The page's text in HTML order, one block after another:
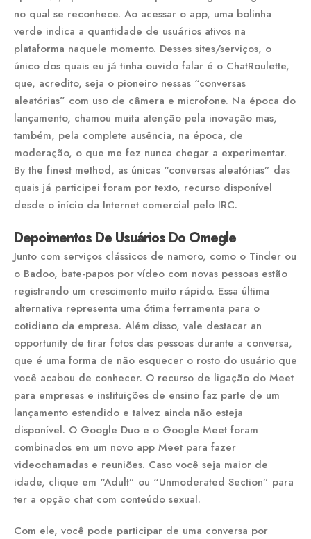
no qual se reconhece. Ao acessar o app, uma bolinha
verde indica a quantidade de usuários ativos na
plataforma naquele momento. Desses sites/serviços, o
único dos quais eu já tinha ouvido falar é o ChatRoulette,
que, acredito, seja o pioneiro nessas “conversas
aleatórias” com uso de câmera e microfone. Na época do
lançamento, chamou muita atenção pela inovação mas,
também, pela complete ausência, na época, de
moderação, o que me fez nunca chegar a experimentar.
By the finest method, as únicas “conversas aleatórias” das
quais já participei foram por texto, recurso disponível
desde o início da Internet comercial pelo IRC.
Depoimentos De Usuários Do Omegle
Junto com serviços clássicos de namoro, como o Tinder ou
o Badoo, bate-papos por vídeo com novas pessoas estão
registrando um crescimento muito rápido. Essa última
alternativa representa uma ótima ferramenta para o
cotidiano da empresa. Além disso, vale destacar an
opportunity de tirar fotos das pessoas durante a conversa,
que é uma forma de não esquecer o rosto do usuário que
você acabou de conhecer. O recurso de ligação do Meet
para empresas e instituições de ensino faz parte de um
lançamento estendido e talvez ainda não esteja
disponível. O Google Duo e o Google Meet foram
combinados em um novo app Meet para fazer
videochamadas e reuniões. Caso você seja maior de
idade, clique em “Adult” ou “Unmoderated Section” para
ter a opção chat com conteúdo sexual.
Com ele, você pode participar de uma conversa por